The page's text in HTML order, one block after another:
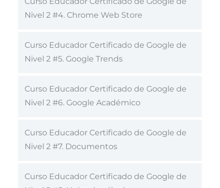
Nivel 2 #4. Chrome Web Store
Curso Educador Certificado de Google de
Nivel 2 #5. Google Trends
Curso Educador Certificado de Google de
Nivel 2 #6. Google Académico
Curso Educador Certificado de Google de
Nivel 2 #7. Documentos
Curso Educador Certificado de Google de